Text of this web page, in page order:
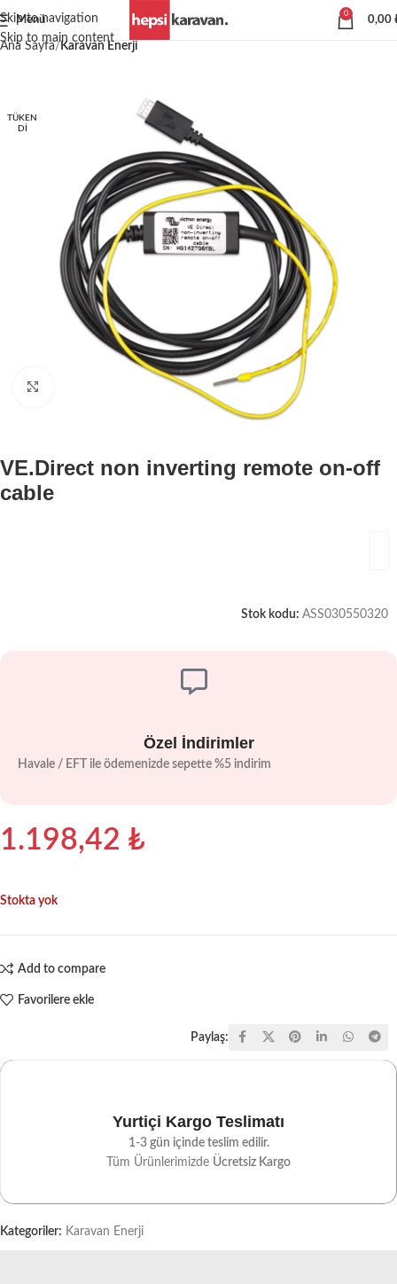
Skip to navigation
Skip to main content
Menü
0
0,00
Ana Sayfa Karavan Enerji
TÜKEN
DI
VE.Direct non inverting remote on-off
cable
Stok kodu: ASS030550320
Özel İndirimler
Havale / EFT ile ödemenizde sepette %5 indirim
1.198,42 ₺
Stokta yok
Add to compare
Favorilere ekle
Paylaş:
Yurtiçi Kargo Teslimatı
1-3 gün içinde teslim edilir.
Tüm Ürünlerimizde Ücretsiz Kargo
Kategoriler: Karavan Enerji